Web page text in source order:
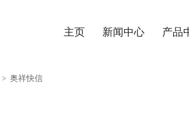
主页 新闻中心 产品
> 奥祥快信